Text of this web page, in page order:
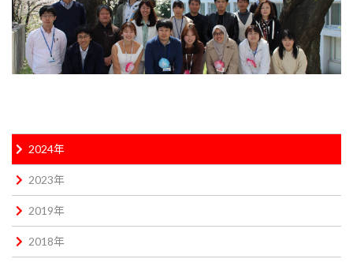
2024年
2023年
2019年
2018年